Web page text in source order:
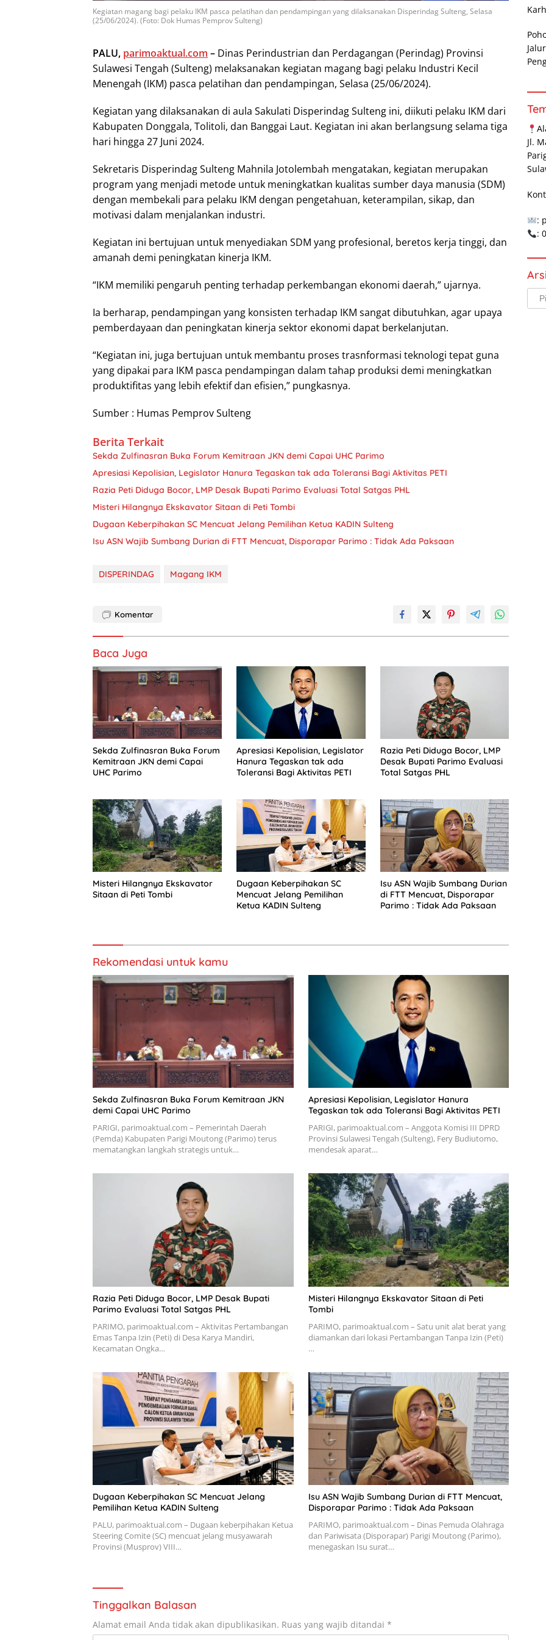
Kegiatan magang bagi pelaku IKM pasca pelatihan dan pendampingan yang dilaksanakan Disperindag Sulteng, Selasa
(25/06/2024). (Foto: Dok Humas Pemprov Sulteng)
PALU, parimoaktual.com – Dinas Perindustrian dan Perdagangan (Perindag) Provinsi
Sulawesi Tengah (Sulteng) melaksanakan kegiatan magang bagi pelaku Industri Kecil
Menengah (IKM) pasca pelatihan dan pendampingan, Selasa (25/06/2024).
Kegiatan yang dilaksanakan di aula Sakulati Disperindag Sulteng ini, diikuti pelaku IKM dari
Kabupaten Donggala, Tolitoli, dan Banggai Laut. Kegiatan ini akan berlangsung selama tiga
hari hingga 27 Juni 2024.
Sekretaris Disperindag Sulteng Mahnila Jotolembah mengatakan, kegiatan merupakan
program yang menjadi metode untuk meningkatkan kualitas sumber daya manusia (SDM)
dengan membekali para pelaku IKM dengan pengetahuan, keterampilan, sikap, dan
motivasi dalam menjalankan industri.
Kegiatan ini bertujuan untuk menyediakan SDM yang profesional, beretos kerja tinggi, dan
amanah demi peningkatan kinerja IKM.
“IKM memiliki pengaruh penting terhadap perkembangan ekonomi daerah,” ujarnya.
Ia berharap, pendampingan yang konsisten terhadap IKM sangat dibutuhkan, agar upaya
pemberdayaan dan peningkatan kinerja sektor ekonomi dapat berkelanjutan.
“Kegiatan ini, juga bertujuan untuk membantu proses trasnformasi teknologi tepat guna
yang dipakai para IKM pasca pendampingan dalam tahap produksi demi meningkatkan
produktifitas yang lebih efektif dan efisien,” pungkasnya.
Sumber : Humas Pemprov Sulteng
Berita Terkait
Sekda Zulfinasran Buka Forum Kemitraan JKN demi Capai UHC Parimo
Apresiasi Kepolisian, Legislator Hanura Tegaskan tak ada Toleransi Bagi Aktivitas PETI
Razia Peti Diduga Bocor, LMP Desak Bupati Parimo Evaluasi Total Satgas PHL
Misteri Hilangnya Ekskavator Sitaan di Peti Tombi
Dugaan Keberpihakan SC Mencuat Jelang Pemilihan Ketua KADIN Sulteng
Isu ASN Wajib Sumbang Durian di FTT Mencuat, Disporapar Parimo : Tidak Ada Paksaan
DISPERINDAG Magang IKM
Komentar
Baca Juga
Sekda Zulfinasran Buka Forum
Kemitraan JKN demi Capai
UHC Parimo
Apresiasi Kepolisian, Legislator
Hanura Tegaskan tak ada
Toleransi Bagi Aktivitas PETI
Razia Peti Diduga Bocor, LMP
Desak Bupati Parimo Evaluasi
Total Satgas PHL
Misteri Hilangnya Ekskavator
Sitaan di Peti Tombi
Dugaan Keberpihakan SC
Mencuat Jelang Pemilihan
Ketua KADIN Sulteng
Isu ASN Wajib Sumbang Durian
di FTT Mencuat, Disporapar
Parimo : Tidak Ada Paksaan
Rekomendasi untuk kamu
Sekda Zulfinasran Buka Forum Kemitraan JKN
demi Capai UHC Parimo
PARIGI, parimoaktual.com – Pemerintah Daerah
(Pemda) Kabupaten Parigi Moutong (Parimo) terus
mematangkan langkah strategis untuk…
Apresiasi Kepolisian, Legislator Hanura
Tegaskan tak ada Toleransi Bagi Aktivitas PETI
PARIGI, parimoaktual.com – Anggota Komisi III DPRD
Provinsi Sulawesi Tengah (Sulteng), Fery Budiutomo,
mendesak aparat…
Razia Peti Diduga Bocor, LMP Desak Bupati
Parimo Evaluasi Total Satgas PHL
PARIMO, parimoaktual.com – Aktivitas Pertambangan
Emas Tanpa Izin (Peti) di Desa Karya Mandiri,
Kecamatan Ongka…
Misteri Hilangnya Ekskavator Sitaan di Peti
Tombi
PARIMO, parimoaktual.com – Satu unit alat berat yang
diamankan dari lokasi Pertambangan Tanpa Izin (Peti)
…
Dugaan Keberpihakan SC Mencuat Jelang
Pemilihan Ketua KADIN Sulteng
PALU, parimoaktual.com – Dugaan keberpihakan Ketua
Steering Comite (SC) mencuat jelang musyawarah
Provinsi (Musprov) VIII…
Isu ASN Wajib Sumbang Durian di FTT Mencuat,
Disporapar Parimo : Tidak Ada Paksaan
PARIMO, parimoaktual.com – Dinas Pemuda Olahraga
dan Pariwisata (Disporapar) Parigi Moutong (Parimo),
menegaskan Isu surat…
Tinggalkan Balasan
Alamat email Anda tidak akan dipublikasikan. Ruas yang wajib ditandai *
Jl.
:
: